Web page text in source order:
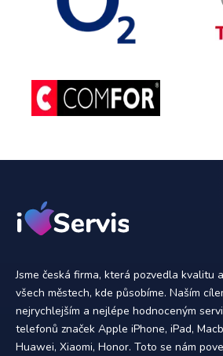
Jsme česká firma, která pozvedla kvalitu
všech městech, kde působíme. Naším
nejrychlejším a nejlépe hodnoceným
telefonů značek Apple iPhone, iPad,
Huawei, Xiaomi, Honor. Toto se nám